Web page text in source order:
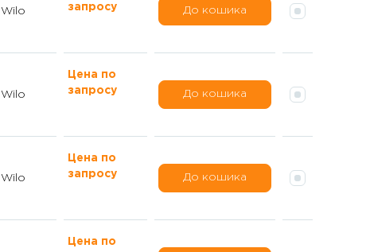
Wilo
запросу
До кошика
Wilo
Цена по
запросу
До кошика
Wilo
Цена по
запросу
До кошика
Цена по